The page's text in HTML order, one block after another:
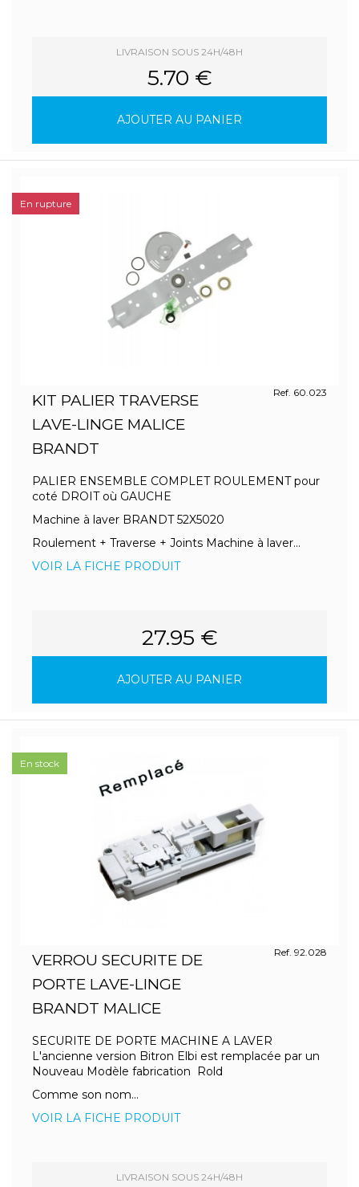
LIVRAISON SOUS 24H/48H
5.70 €
AJOUTER AU PANIER
KIT PALIER TRAVERSE
LAVE-LINGE MALICE
BRANDT
Ref. 60.023
PALIER ENSEMBLE COMPLET ROULEMENT pour
coté DROIT où GAUCHE
Machine à laver BRANDT 52X5020
Roulement + Traverse + Joints Machine à laver...
VOIR LA FICHE PRODUIT
27.95 €
AJOUTER AU PANIER
En rupture
VERROU SECURITE DE
PORTE LAVE-LINGE
BRANDT MALICE
Ref. 92.028
SECURITE DE PORTE MACHINE A LAVER
L'ancienne version Bitron Elbi est remplacée par un
Nouveau Modèle fabrication Rold
Comme son nom...
VOIR LA FICHE PRODUIT
LIVRAISON SOUS 24H/48H
En stock